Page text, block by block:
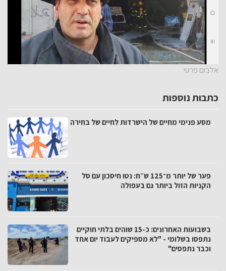
אלבום פרטי
כתבות נוספות
מסע פנימי מחיים של הישרדות לחיים של בחירה
פער של יותר מ־125 ש״ח: נטו חיסכון עם סל
הקניות הזול ביותר גם בעפולה
בשבועות האחרונים: כ-15 שוהים בלתי חוקיים
נתפסו בשלומי - "לא מספיקים לעבוד יום אחד
וכבר נתפסים"